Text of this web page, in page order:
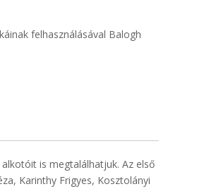
felhasználásával Balogh
is megtalálhatjuk. Az első
Karinthy Frigyes, Kosztolányi